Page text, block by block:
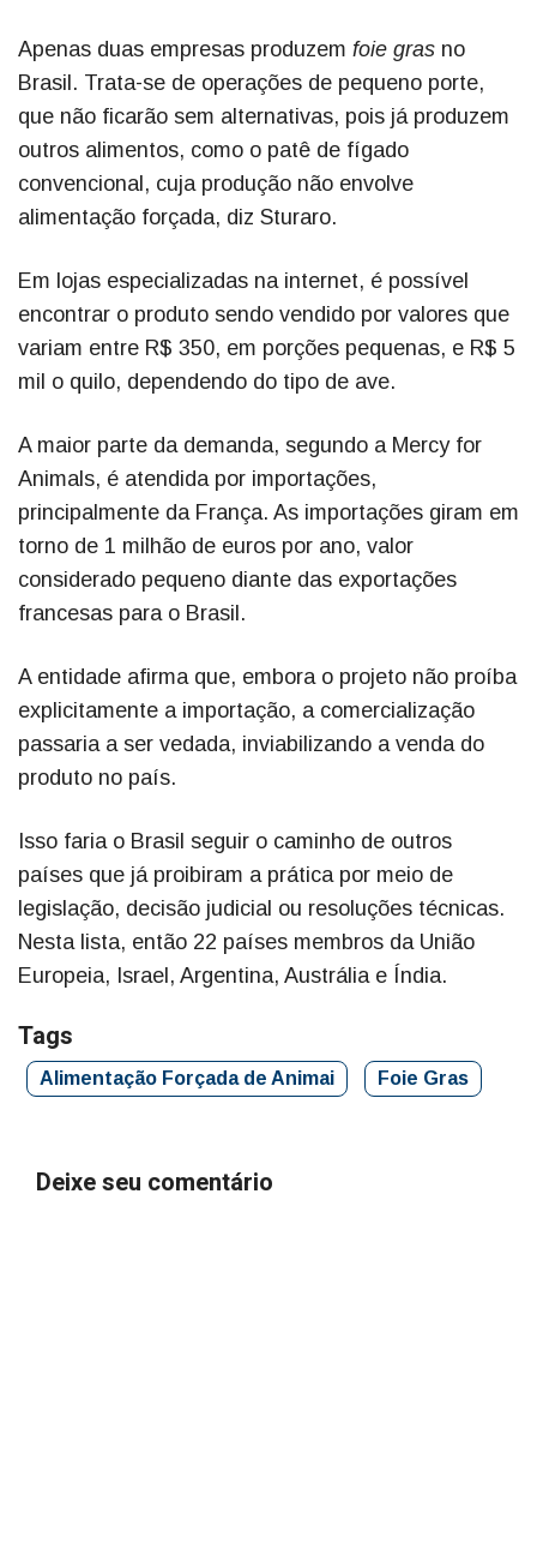
Apenas duas empresas produzem foie gras no
Brasil. Trata-se de operações de pequeno porte,
que não ficarão sem alternativas, pois já produzem
outros alimentos, como o patê de fígado
convencional, cuja produção não envolve
alimentação forçada, diz Sturaro.
Em lojas especializadas na internet, é possível
encontrar o produto sendo vendido por valores que
variam entre R$ 350, em porções pequenas, e R$ 5
mil o quilo, dependendo do tipo de ave.
A maior parte da demanda, segundo a Mercy for
Animals, é atendida por importações,
principalmente da França. As importações giram em
torno de 1 milhão de euros por ano, valor
considerado pequeno diante das exportações
francesas para o Brasil.
A entidade afirma que, embora o projeto não proíba
explicitamente a importação, a comercialização
passaria a ser vedada, inviabilizando a venda do
produto no país.
Isso faria o Brasil seguir o caminho de outros
países que já proibiram a prática por meio de
legislação, decisão judicial ou resoluções técnicas.
Nesta lista, então 22 países membros da União
Europeia, Israel, Argentina, Austrália e Índia.
Tags
Alimentação Forçada de Animai Foie Gras
Deixe seu comentário